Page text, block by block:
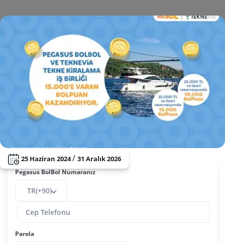
25 Haziran 2024/ 31 Aralık 2026
Pegasus BolBol Numaranız
TR(+90)
Parola